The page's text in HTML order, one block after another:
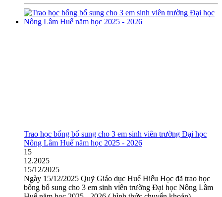
Trao học bổng bổ sung cho 3 em sinh viên trường Đại học
Nông Lâm Huế năm học 2025 - 2026
15
12.2025
15/12/2025
Ngày 15/12/2025 Quỹ Giáo dục Huế Hiếu Học đã trao học
bổng bổ sung cho 3 em sinh viên trường Đại học Nông Lâm